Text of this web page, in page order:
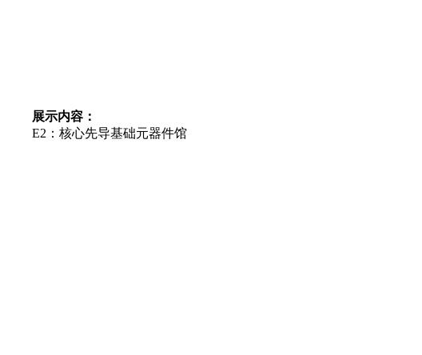
展示内容：
E2：核心先导基础元器件馆